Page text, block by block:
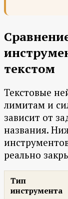
текстом
Текстовые
лимитам и
зависит от
названия.
реально
Тип
инструмента